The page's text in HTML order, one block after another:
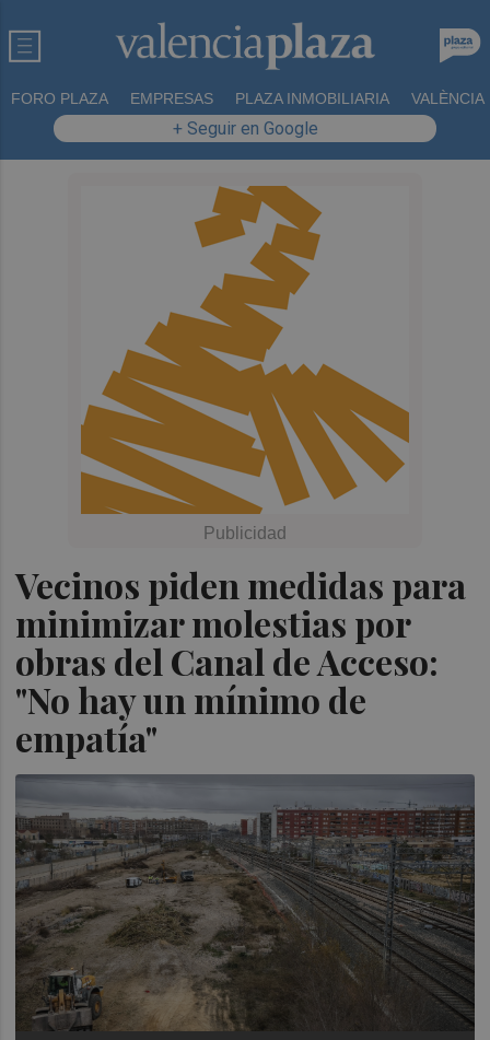
FORO PLAZA EMPRESAS PLAZA INMOBILIARIA VALÈNCIA
+ Seguir en Google
Vecinos piden medidas para
minimizar molestias por
obras del Canal de Acceso:
"No hay un mínimo de
empatía"